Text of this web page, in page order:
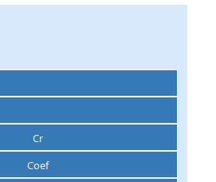
Cr
Coef